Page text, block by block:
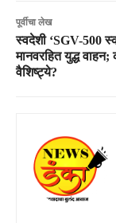
पूर्वीचा लेख
स्वदेशी ‘SGV-500
मानवरहित युद्ध
वैशिष्ट्ये?